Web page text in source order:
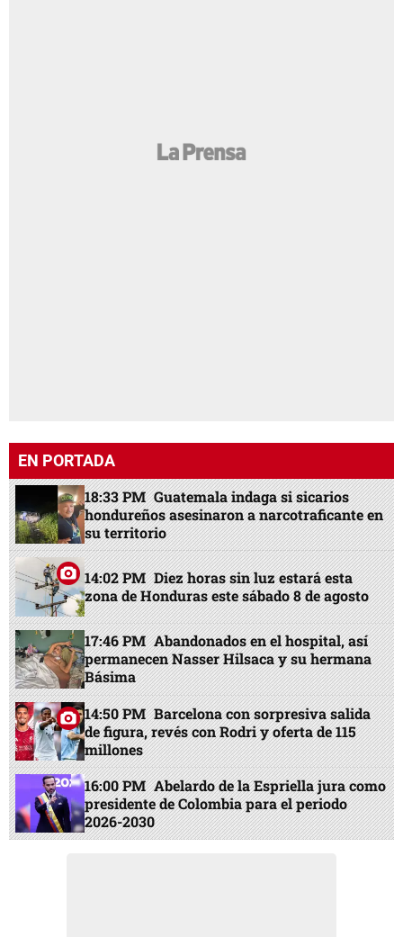
EN PORTADA
18:33 PM Guatemala indaga si sicarios
hondureños asesinaron a narcotraficante en
su territorio
14:02 PM Diez horas sin luz estará esta
zona de Honduras este sábado 8 de agosto
17:46 PM Abandonados en el hospital, así
permanecen Nasser Hilsaca y su hermana
Básima
14:50 PM Barcelona con sorpresiva salida
de figura, revés con Rodri y oferta de 115
millones
16:00 PM Abelardo de la Espriella jura como
presidente de Colombia para el periodo
2026-2030